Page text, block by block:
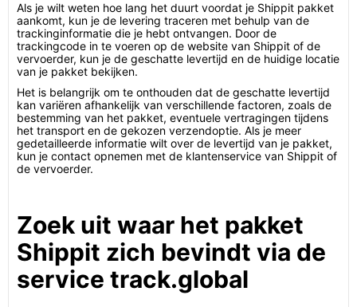
Als je wilt weten hoe lang het duurt voordat je Shippit pakket
aankomt, kun je de levering traceren met behulp van de
trackinginformatie die je hebt ontvangen. Door de
trackingcode in te voeren op de website van Shippit of de
vervoerder, kun je de geschatte levertijd en de huidige locatie
van je pakket bekijken.
Het is belangrijk om te onthouden dat de geschatte levertijd
kan variëren afhankelijk van verschillende factoren, zoals de
bestemming van het pakket, eventuele vertragingen tijdens
het transport en de gekozen verzendoptie. Als je meer
gedetailleerde informatie wilt over de levertijd van je pakket,
kun je contact opnemen met de klantenservice van Shippit of
de vervoerder.
Zoek uit waar het pakket
Shippit zich bevindt via de
service track.global